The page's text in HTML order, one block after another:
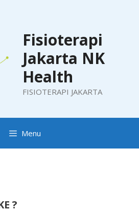
Fisioterapi
Jakarta NK
Health
FISIOTERAPI JAKARTA
Menu
?